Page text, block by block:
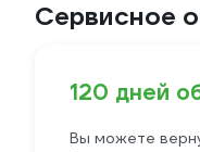
Сервисное
120 дней
Вы можете